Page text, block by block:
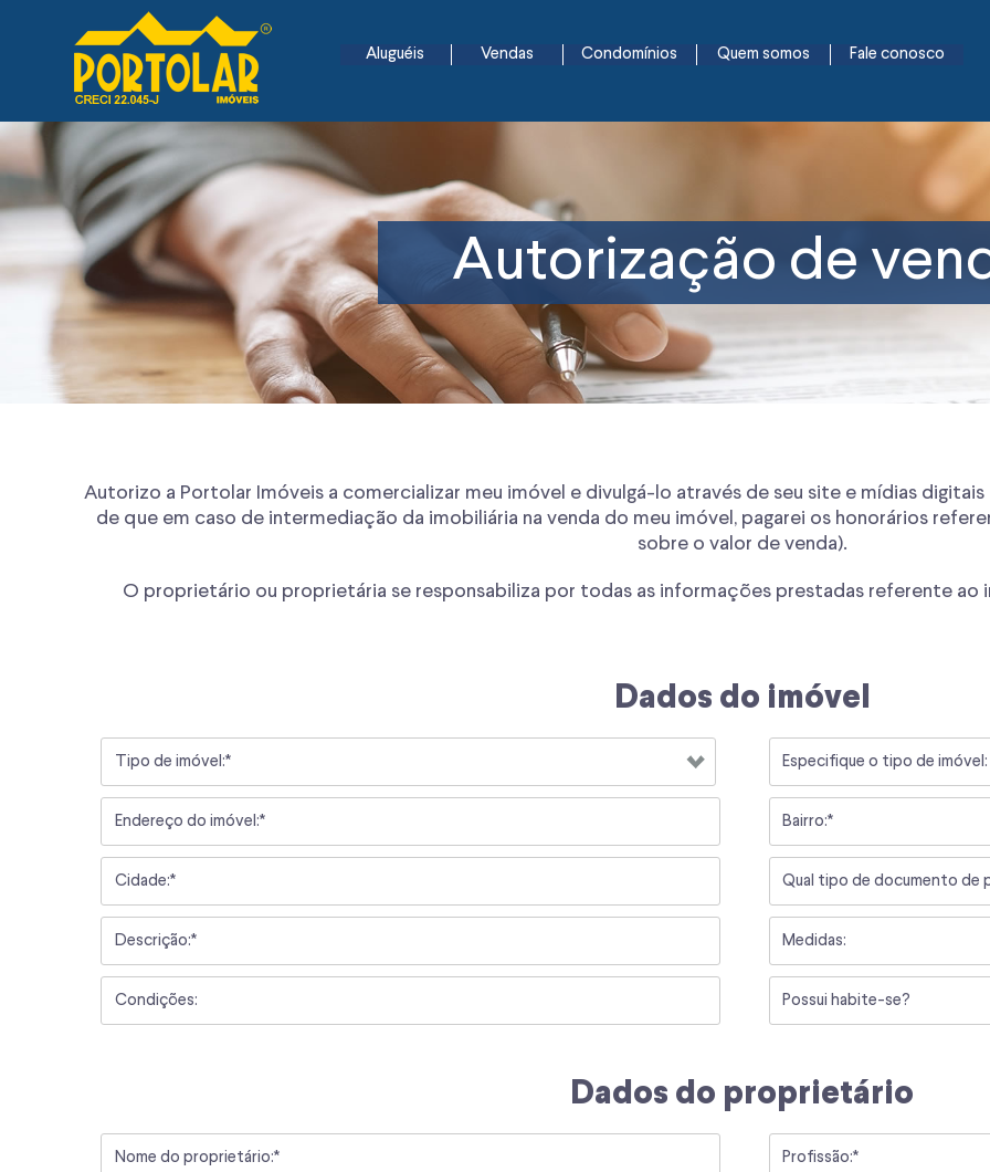
Aluguéis Vendas Condomínios Quem somos Fale conosco
Autorização de
Autorizo a Portolar Imóveis a comercializar meu imóvel e divulgá-lo através de seu site e mídias
de que em caso de intermediação da imobiliária na venda do meu imóvel, pagarei os honorários
sobre o valor de venda).
O proprietário ou proprietária se responsabiliza por todas as informações prestadas referente
Dados do imóvel
Dados do proprietário